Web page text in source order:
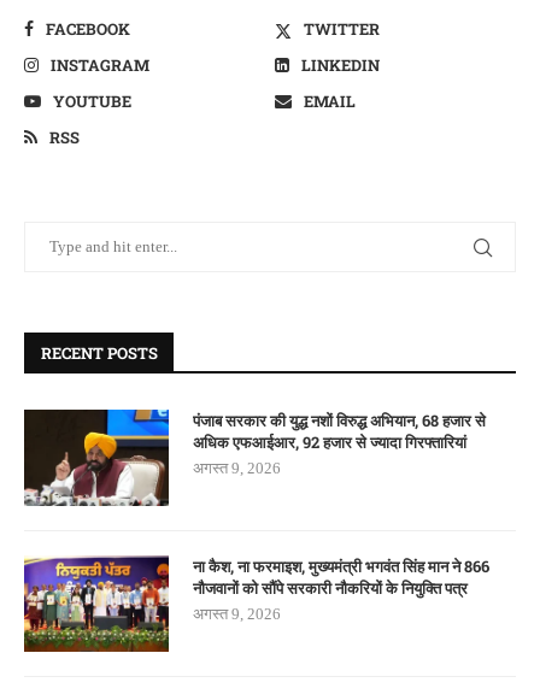
FACEBOOK
TWITTER
INSTAGRAM
LINKEDIN
YOUTUBE
EMAIL
RSS
RECENT POSTS
पंजाब सरकार की युद्ध नशों विरुद्ध अभियान, 68 हजार से
अधिक एफआईआर, 92 हजार से ज्यादा गिरफ्तारियां
अगस्त 9, 2026
ना कैश, ना फरमाइश, मुख्यमंत्री भगवंत सिंह मान ने 866
नौजवानों को सौंपे सरकारी नौकरियों के नियुक्ति पत्र
अगस्त 9, 2026